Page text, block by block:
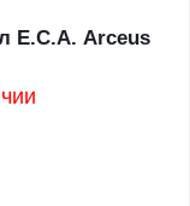
E.C.A. Arceus